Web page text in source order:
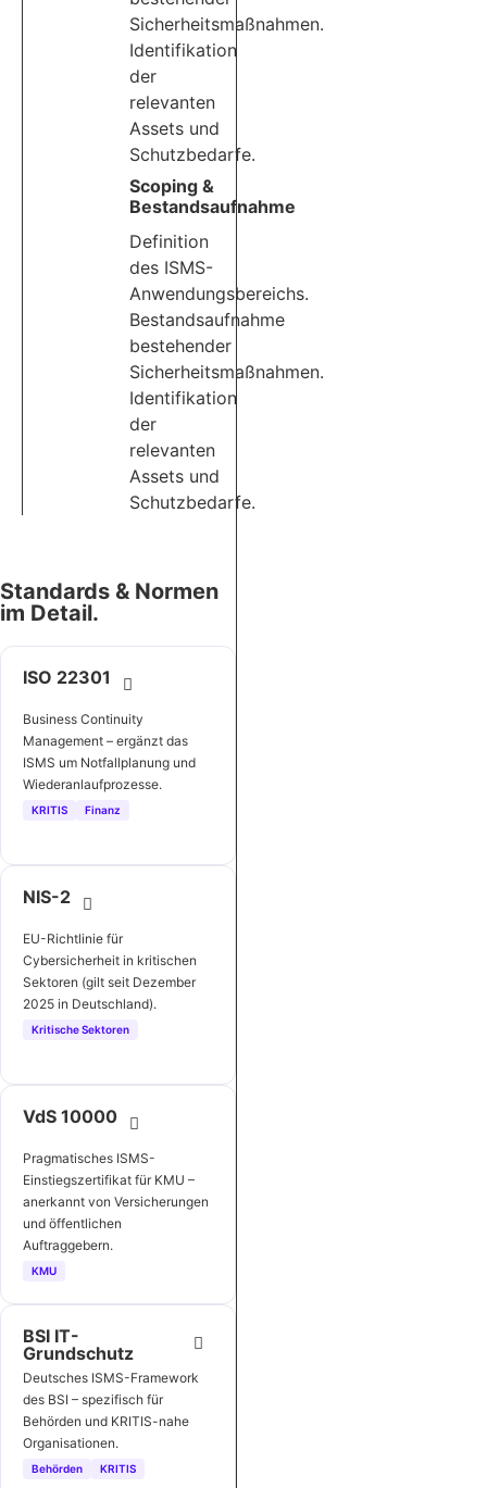
Sicherheitsmaßnahmen.
Identifikation
der
relevanten
Assets und
Schutzbedarfe.
Scoping &
Bestandsaufnahme
Definition
des ISMS-
Anwendungsbereichs.
Bestandsaufnahme
bestehender
Sicherheitsmaßnahmen.
Identifikation
der
relevanten
Assets und
Schutzbedarfe.
Standards & Normen
im Detail.
ISO 22301
Business Continuity
Management – ergänzt das
ISMS um Notfallplanung und
Wiederanlaufprozesse.
KRITIS Finanz
NIS-2
EU-Richtlinie für
Cybersicherheit in kritischen
Sektoren (gilt seit Dezember
2025 in Deutschland).
Kritische Sektoren
VdS 10000
Pragmatisches ISMS-
Einstiegszertifikat für KMU –
anerkannt von Versicherungen
und öffentlichen
Auftraggebern.
KMU
BSI IT-
Grundschutz
Deutsches ISMS-Framework
des BSI – spezifisch für
Behörden und KRITIS-nahe
Organisationen.
Behörden KRITIS